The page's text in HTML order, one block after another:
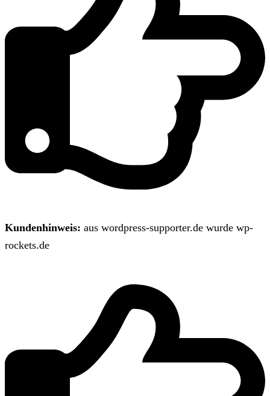
Kundenhinweis: aus wordpress-supporter.de wurde wp-
rockets.de